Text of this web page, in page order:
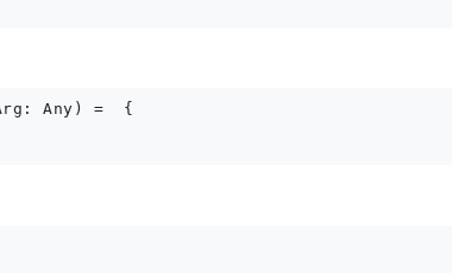
Any) =  {